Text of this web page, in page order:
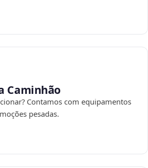
Caminhão
Contamos com equipamentos
pesadas.